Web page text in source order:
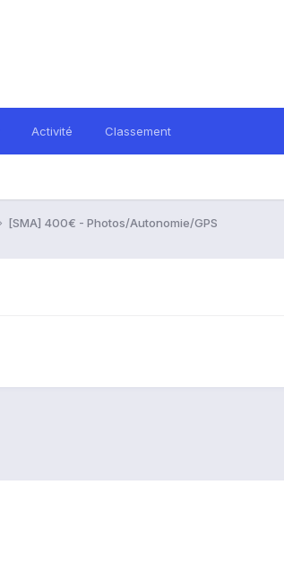
Activité Classement
[SMA] 400€ - Photos/Autonomie/GPS